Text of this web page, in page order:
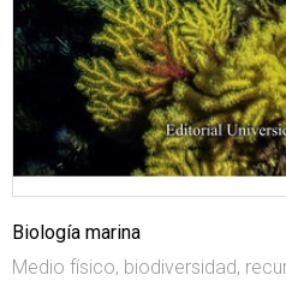
Biología marina
Medio físico, biodiversidad,